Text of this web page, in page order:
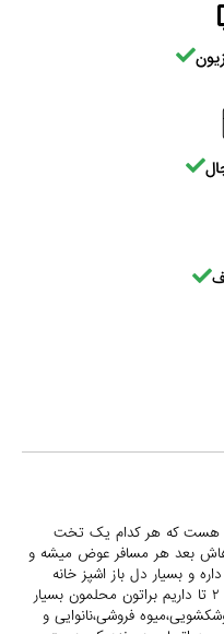
عزیز واحد های ما ۳ خوابه هست که هر کدام یک تخت
هاش بعد هر مسافر عوض میشه و
و بسیار دل باز اشپز خانه
تمیز با گاز لباسشویی یخچال پارکینگ هم ۲ تا داریم براتون محلمون بسیار
فروشی،نانوایی و